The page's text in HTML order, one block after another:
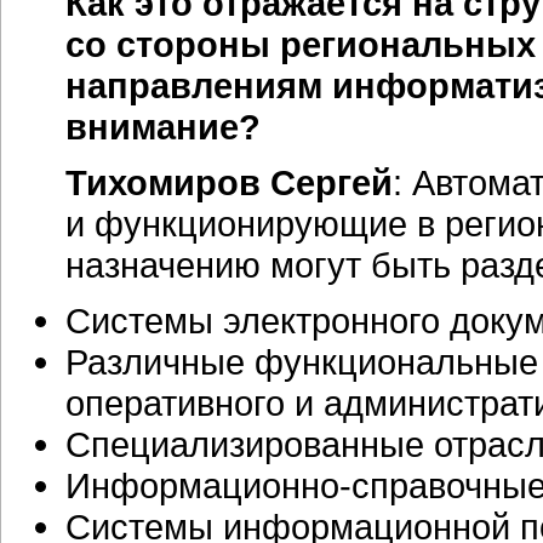
со стороны
направлениям
внимание?
Тихомиров Сергей:
и функционирующие в
назначению могут быть
Системы электронного
Различные функциональные
оперативного и
Специализированные
Информационно-
Системы информационной